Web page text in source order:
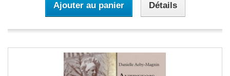
Ajouter au panier Détails